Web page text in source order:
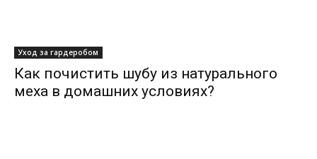
Уход за гардеробом
Как почистить шубу из натурального
меха в домашних условиях?